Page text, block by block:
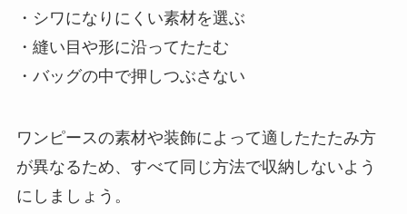
・シワになりにくい素材を選ぶ
・縫い目や形に沿ってたたむ
・バッグの中で押しつぶさない
ワンピースの素材や装飾によって適したたたみ方
が異なるため、すべて同じ方法で収納しないよう
にしましょう。